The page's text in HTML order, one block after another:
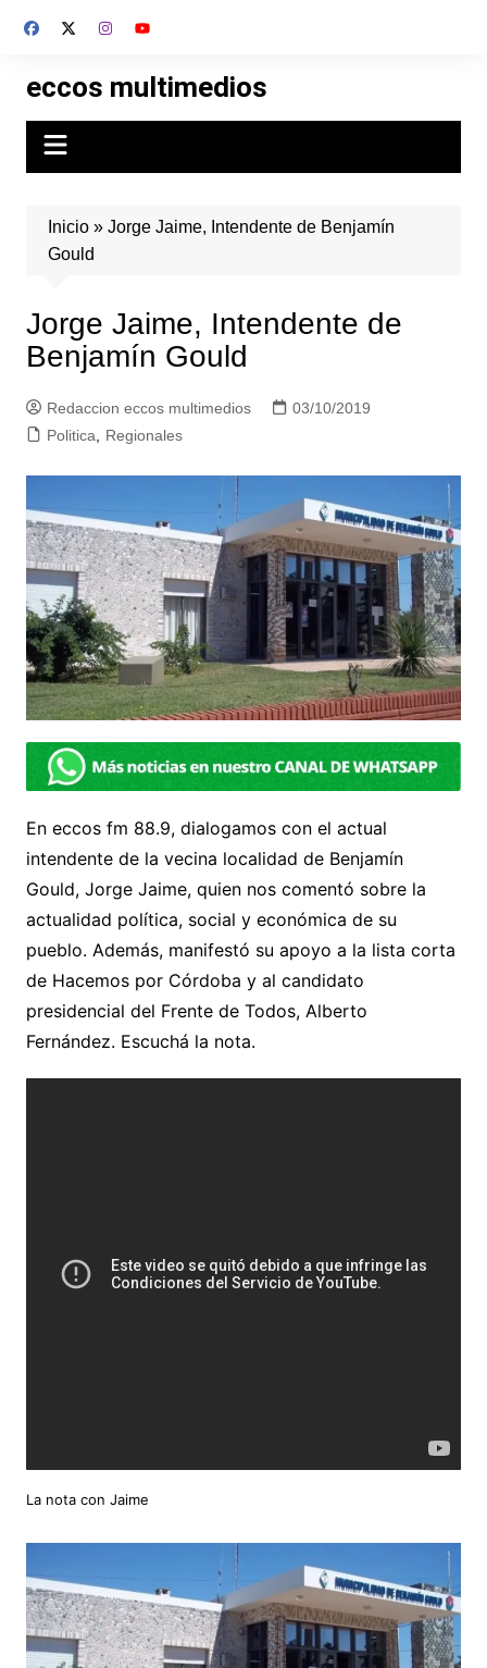
eccos multimedios
Inicio» Jorge Jaime, Intendente de Benjamín
Gould
Jorge Jaime, Intendente de
Benjamín Gould
Redaccion eccos multimedios
03/10/2019
Politica
Regionales
En eccos fm 88.9, dialogamos con el actual
intendente de la vecina localidad de Benjamín
Gould, Jorge Jaime, quien nos comentó sobre la
actualidad política, social y económica de su
pueblo. Además, manifestó su apoyo a la lista corta
de Hacemos por Córdoba y al candidato
presidencial del Frente de Todos, Alberto
Fernández. Escuchá la nota.
La nota con Jaime